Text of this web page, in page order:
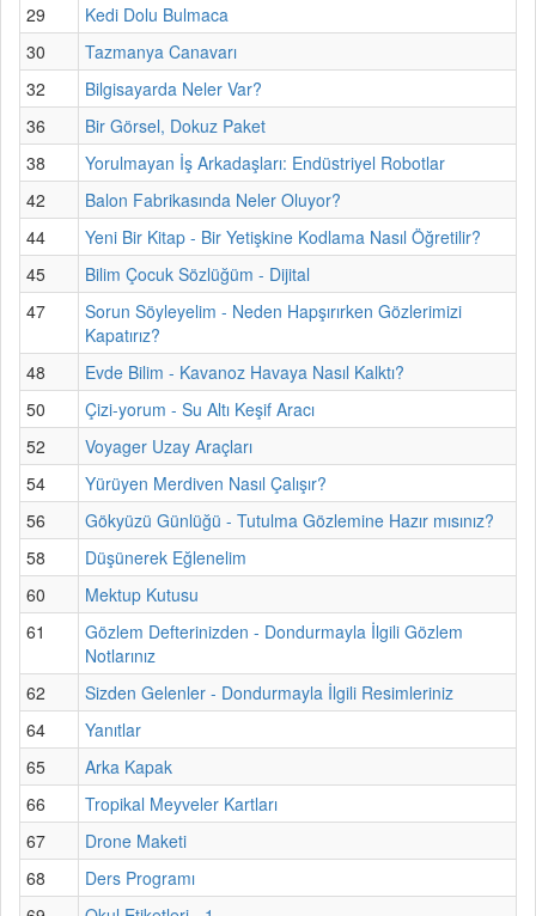
29
Kedi Dolu Bulmaca
30
Tazmanya Canavarı
32
Bilgisayarda Neler Var?
36
Bir Görsel, Dokuz Paket
38
Yorulmayan İş Arkadaşları: Endüstriyel Robotlar
42
Balon Fabrikasında Neler Oluyor?
44
Yeni Bir Kitap - Bir Yetişkine Kodlama Nasıl Öğretilir?
45
Bilim Çocuk Sözlüğüm - Dijital
47
Sorun Söyleyelim - Neden Hapşırırken Gözlerimizi
Kapatırız?
48
Evde Bilim - Kavanoz Havaya Nasıl Kalktı?
50
Çizi-yorum - Su Altı Keşif Aracı
52
Voyager Uzay Araçları
54
Yürüyen Merdiven Nasıl Çalışır?
56
Gökyüzü Günlüğü - Tutulma Gözlemine Hazır mısınız?
58
Düşünerek Eğlenelim
60
Mektup Kutusu
61
Gözlem Defterinizden - Dondurmayla İlgili Gözlem
Notlarınız
62
Sizden Gelenler - Dondurmayla İlgili Resimleriniz
64
Yanıtlar
65
Arka Kapak
66
Tropikal Meyveler Kartları
67
Drone Maketi
68
Ders Programı